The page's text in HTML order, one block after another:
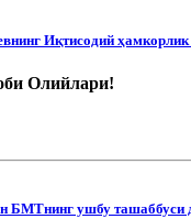
Иқтисодий
Олийлари!
БМТнинг ушбу ташаббуси